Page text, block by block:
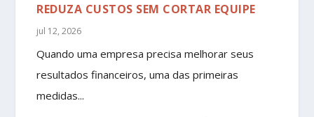
REDUZA CUSTOS SEM CORTAR EQUIPE
jul 12, 2026
Quando uma empresa precisa melhorar seus
resultados financeiros, uma das primeiras
medidas...